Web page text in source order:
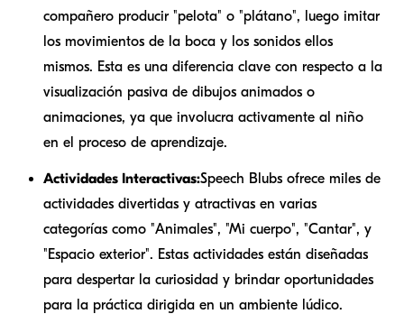
compañero producir "pelota" o "plátano", luego imitar
los movimientos de la boca y los sonidos ellos
mismos. Esta es una diferencia clave con respecto a la
visualización pasiva de dibujos animados o
animaciones, ya que involucra activamente al niño
en el proceso de aprendizaje.
Actividades Interactivas:Speech Blubs ofrece miles de
actividades divertidas y atractivas en varias
categorías como "Animales", "Mi cuerpo", "Cantar", y
"Espacio exterior". Estas actividades están diseñadas
para despertar la curiosidad y brindar oportunidades
para la práctica dirigida en un ambiente lúdico.